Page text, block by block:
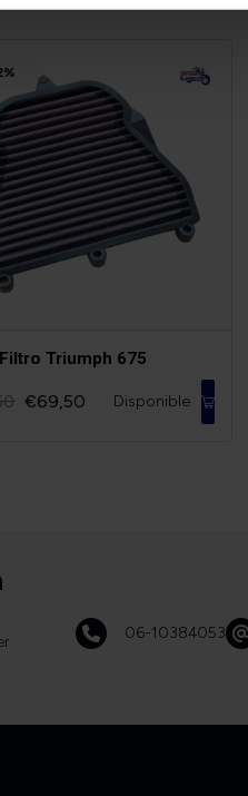
Triumph 675
€69,50 Disponible
06-10384053